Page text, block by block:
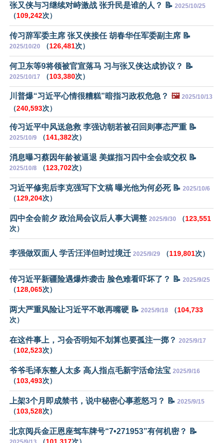
张又侠与习继续对峙激战 张升民是谁的人？ 📝 2025/10/25
（109,242次）
传习辞军委主席 张又侠接任 胡春华任军委副主席 📝
2025/10/20 （126,481次）
何卫东等9将领被官宣落马 习与张又侠达成协议？ 📝
2025/10/17 （103,380次）
川普爆“习近平心情很糟糕”暗指习政权危急？ 🖼️ 2025/10/13
（240,593次）
传习近平中风送急救 李强访朝若被召回则事态严重 📝
2025/10/9 （141,382次）
消息曝习蔡因年龄被逼退 美媒指习四中全会或交权 📝
2025/10/8 （123,702次）
习近平修宪后李克强写下文稿 曝光他为何必死 📝 2025/10/6
（129,204次）
四中全会前夕 政治局会议后人事大调整 2025/9/30 （123,551
次）
李强做双面人 学舌汪洋但时过境迁 2025/9/29 （119,801次）
传习近平新疆险遇爆炸袭击 脸色难看吓坏了？ 📝 2025/9/25
（128,065次）
两大严重风险让习近平不敢再嘴硬 📝 2025/9/18 （104,733
次）
在这件事上，习会否明知不划算也要孤注一掷？ 2025/9/17
（102,523次）
爷爷毛泽东整人太多 高人指点毛新宇活命法宝 2025/9/16
（103,493次）
上架3个月即成禁书，说中秘密心事惹怒习？ 📝 2025/9/15
（103,528次）
北京阅兵金正恩座驾车牌号“7•271953”有何机密？ 📝
（101,317次）